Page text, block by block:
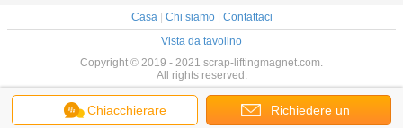
Chiacchierare Richiedere un
Casa| Chi siamo| Contattaci
Vista da tavolino
Copyright © 2019 - 2021 scrap-liftingmagnet.com.
All rights reserved.